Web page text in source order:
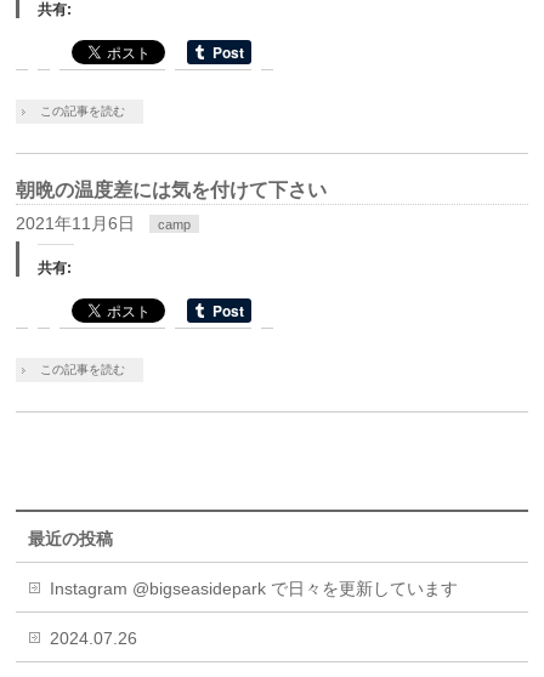
共有:
この記事を読む
朝晩の温度差には気を付けて下さい
2021年11月6日 camp
共有:
この記事を読む
最近の投稿
Instagram @bigseasidepark で日々を更新しています
2024.07.26